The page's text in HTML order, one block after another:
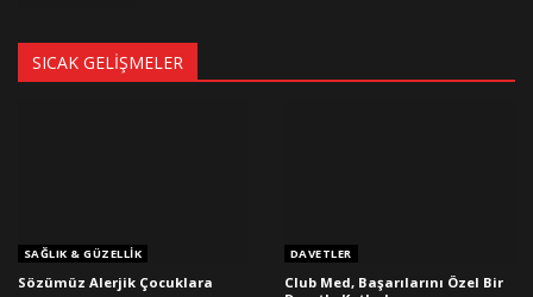
SICAK GELIŞMELER
SAĞLIK & GÜZELLIK
Sözümüz Alerjik Çocuklara
DAVETLER
Club Med, Başarılarını Özel Bir